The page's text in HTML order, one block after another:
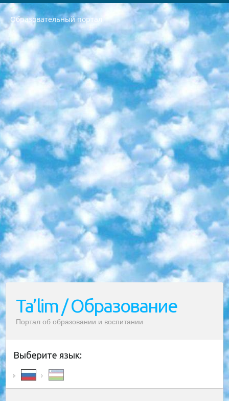
Образовательный портал
РЕСПУБЛИКА УЗБЕКИСТАН МИНИСТРЕРСТВО ДОШКОЛЬНОГО И ШКОЛЬНОГО ОБРАЗОВАНИЯ КОМАНДА в общеобразовательных учреждениях в 2023-2024 учебном году организация и проведение итоговой государственной аттестации обучающихся о Министра дошкольного и школьного образования Республики Узбекистан от 4 марта 2008 года (постановлением Минюста от 20 марта 2008 года № 1778 государственной регистрации) «Итоговое состояние учащихся общего среднего образования на основании положения об утверждении положения об аттестации общего среднего образования выпускной экзамен студентов в образовательных учреждениях в 2023-2024 учебном году В целях организации и прохождения аттестации приказываю: 1. Следующее: перечень предметов, по которым будет проводиться итоговая государственная аттестация и экзамен формы перевода согласно приложению 1; сертификаты международного образца, оценивающие уровень владения иностранными языками перечень согласно приложению 2; 2. Педагогический при специализированных образовательных учреждениях. научно-практический центр квалификации и международной оценки (Д.Давидова) 2024 г. До 25 марта: задания по предметам, по которым будет проводиться итоговая аттестация разработка и утверждение технических условий; итоговая аттестация на основании разработанного предметного задания разработка вопросов по предметам (устно и письменно), экзамен передача; общеобразовательные средние школы и специальные учебные заведения учащиеся выпускных классов школ и интернатов в агентской системе подготовка базы данных экзаменационных материалов и критериев оценки; перевод базы экзаменационных материалов на все языки обучения подать в Республиканский образовательный центр для изготовления; варианты экзаменов на основе разработанных контрольных материалов пусть будут поставлены задачи формирования. 3. Республиканский образовательный центр (Ш.Худайкулов) до 5 апреля 2024 года. до: база данных предоставленных экзаменационных материалов на все языки обучения перевод и экспертиза; для слепых, слабовидящих, глухих, слабослышащих и умственно отсталых детей учащиеся выпускных классов специализированных школ и школ-интернатов база данных экзаменационных материалов на всех преподаваемых языках подготовка критериев оценки; специализированные школы для умственно отсталых детей и технологии для учащихся выпускных классов школ-интернатов разработка соответствующих рекомендаций и критериев проведения ЕГЭ по естествознанию давать задания. 4. Педагогический при специализированных образовательных учреждениях. Научно-практический центр навыков и международной оценки (Д.Давидова), Республика образовательный центр (Худайкулов Ш.) итоговый государственный аттестационный экзамен ориентирован на творческое и логическое мышление при подготовке базы материалов учитывать введение заданий. 5. Следует отметить, что: сертификат государственного образца о знании общеобразовательного предмета и как минимум национальный уровень B1 по предметам на иностранных языках, указанным в Приложении 2. или международно признанный сертификат эквивалентного уровня студенты, изучающие определенный предмет, освобождаются от экзамена; по соответствующим предметам запланирована итоговая государственная аттестация за день до дня, путем жеребьевки Рабочей группой (в письменной форме по предметам, проводимым в форме) из числа сформированных вариантов выбрано 2 варианта; 2 выбранных варианта экзамена анонсированы на официальном сайте министерства и все выпускники по всей стране на основе этих вариантов проводит итоговую государственную аттестацию. 6. Государственное образование учащихся средних общеобразовательных учреждений. знания в соответствии с квалификационными требованиями, которые необходимо приобрести на основании стандартов итоговый (выпускной) контроль для 9 и 11 классов в целях тестирования Экзамены (далее – экзамены) состоят из предметов, перечисленных в приложении 1. будет сделано. 7. Экзамены пройдут с 26 мая по 15 июня 2024 г. (кроме науки физического воспитания). 8. Физическая для учащихся 9 классов общесредних образовательных учреждений. Экзамены по предмету «Образование, квалификация медицина» 1-6 мая 2024 года. сотрудники перевести под присмотр (с отклонениями в физическом или умственном развитии) специализированная школа для детей, школы-интернаты и со сколиозом школы-интернаты санаторного типа для больных детей исключены). 9. Он был слепым, слабовидящим и имел нарушения опорно-двигательного аппарата. экзамены в специализированных школах и интернатах для детей должны проводиться исходя из требований, предъявляемых к общеобразовательным учреждениям (физкультура кроме науки). 10. Специализированная школа для глухих и слабослышащих детей. и экзамены в интернатах и быть реализован в виде письменного теста по математике. 11. Специальность для умственно отсталых детей. Для 9 класса Родной язык и литературное письмо Государственный язык (язык обучения – узбекский). для неклассов) написано Математическое письмо Письменная/устная история Узбекистана Физическое воспитание практично Итоговый контроль Для 11 класса Написание родного языка и литературы (эссе) Математическое письмо Узбекский язык (обучение на узбекском языке) не посещающее общее среднее образование для учреждений)/Образовательное учреждение выбор письменный и устный Иностранный язык письменный/устный Письменная/устная история Узбекистана *По выбору студента:  Химия  Физика  Основы государственного права  География 10 бесплатных образовательных ресурсов - Мы составили подборку онлайн-проектов с интерактивными упражнениями, видеолекциями и статьями. Они помогут вам обрести новые и освежить старые знания бесплатно. 1. «ИНТУИТ» Старейшая образовательная площадка Рунета. Здесь вы найдёте сотни текстовых и видеокурсов на десятки различных тем — от программирования до психологии. Многие курсы подготовлены российскими университетами и крупными международными компаниями вроде Intel и Microsoft. Самостоятельное обучение бесплатное, но желающие могут оплатить услуги персональных наставников. 2. «Смартия» знакомит с актуальными профессиями и подсказывает, как им обучаться. Выбрав заинтересовавшую вас специальность — SMM-специалист, фотограф, веб-дизайнер или другую, — увидите список необходимых для неё умений. Чтобы вы могли освоить их самостоятельно, для каждого умения площадка отображает подборку ссылок на учебные материалы. Хотя «Смартия» ориентируется на русскоязычную аудиторию, часть контента всё же доступна только на английском. 3. «Лекторий Физтеха» Проект Московского физико-технического института (Физтеха). С его помощью вы можете смотреть онлайн серии лекций, записанные на видео в этом вузе. В числе доступных предметов — физика, биология, химия, информационные технологии и другие. К некоторым лекциям администрация ресурса прилагает готовые конспекты, которые можно скачивать в PDF-формате. 4. ITMOcourses Онлайн-площадка Санкт-Петербургского национального исследовательского университета информационных технологий, механики и оптики (ИТМО). Ресурс предоставляет свободный доступ к курсам, разработанным в этом вузе. Каталог материалов разбит на четыре категории: «Оптические системы и технологии», «Приборостроение и робототехника», «Информационные технологии» и «Биотехнологии». Курсы состоят из видеолекций, интерактивных демонстраций и заданий. 5. «КиберЛенинка» Электронная научная библиотека открытого доступа. Каталог площадки регулярно обрастает текстами статей из различных научных изданий. Сгруппированные по журналам и рубрикам публикации можно читать онлайн или скачивать целиком в PDF-формате. Проект нацелен на популяризацию науки за счёт открытого доступа к качественной информации. 6. «ПостНаука» На этом ресурсе публикуют подборки видеолекций, составленные экспертами из разных отраслей и объединённые общими темами. Среди них, к примеру, есть серии «Биоинформатика и геномика», «Культура средневековой Скандинавии» и Cinema Studies о теории кино. Каждая подборка лекций — логически связанная история, рассказанная экспертом от первого лица. Кроме того, на сайте появляются научно-образовательные статьи и тесты на разные темы. 7. «Newочём» Команда проекта «Newочём» отбирает самые интересные тексты из англоязычных СМИ и переводит те из них, за которые голосуют участники сообщества «ВКонтакте». По большей части это научно-популярные статьи. Редакторы придумывают лишь заголовки, в остальном содержание переводов соответствует оригиналам. Полные тексты можно читать прямо в социальной сети. 8. InternetUrok Онлайн-база материалов по основным дисциплинам школьной программы. Информация на сайте структурирована по классам, предметам и темам (урокам). Каждый урок состоит из видеолекций и конспектов. Есть также интерактивные тренажёры и тесты для закрепления пройденного материала. Даже если вы давно окончили школу, возможность повторить программу старших классов всегда может пригодиться. 9. Edutainme Ещё один ресурс об образовании. В отличие от Newtonew, как мне кажется, Edutainme больше ориентируется на представителей индустрии: педагогов, предпринимателей, разработчиков образовательных проектов. Но и любой, кто просто стремится к саморазвитию, найдёт на сайте много полезного и интересного для себя. Например, информацию о новых курсах и образовательных сервисах. 10. Newtonew Онлайн-медиа об образовании и обучении в широком смысле. Авторы Newtonew пишут об инструментах, заведениях, тактиках и стратегиях, которые помогают учить других и получать новые знания самостоятельно. На этой площадке вы найдёте новости, обзоры, аналитические мат
Ta’lim / Образование
Портал об образовании и воспитании
Выберите язык: